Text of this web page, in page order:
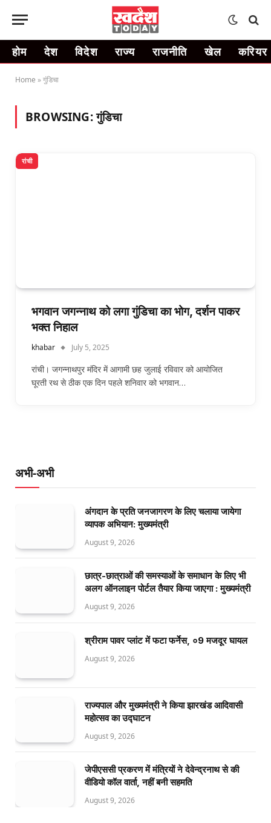
होम देश विदेश राज्य राजनीति खेल करियर
Home »गुंडिचा
BROWSING:गुंडिचा
रांची
भगवान जगन्नाथ को लगा गुंडिचा का भोग, दर्शन पाकर
भक्‍त निहाल
khabar July 5, 2025
रांची। जगन्नाथपुर मंदिर में आगामी छह जुलाई रविवार को आयोजित
घूरती रथ से ठीक एक दिन पहले शनिवार को भगवान…
अभी-अभी
अंगदान के प्रति जनजागरण के लिए चलाया जायेगा
व्यापक अभियान: मुख्यमंत्री
August 9, 2026
छात्र-छात्राओं की समस्याओं के समाधान के लिए भी
अलग ऑनलाइन पोर्टल तैयार किया जाएगा : मुख्यमंत्री
August 9, 2026
श्रीराम पावर प्लांट में फटा फर्नेस, ०9 मजदूर घायल
August 9, 2026
राज्यपाल और मुख्यमंत्री ने किया झारखंड आदिवासी
महोत्सव का उद्घाटन
August 9, 2026
जेपीएससी प्रकरण में मंत्रियों ने देवेन्द्रनाथ से की
वीडियो कॉल वार्ता, नहीं बनी सहमति
August 9, 2026